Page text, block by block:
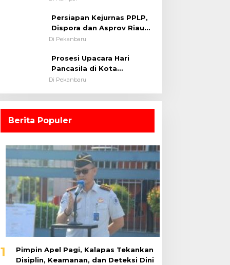
Persiapan Kejurnas PPLP,
Dispora dan Asprov Riau
Tinjau Kelayakan Rumput
Di Pekanbaru
Prosesi Upacara Hari
Pancasila di Kota
Pekanbaru Tetap Khidmat
Di Pekanbaru
Berita Populer
1
Pimpin Apel Pagi, Kalapas Tekankan
Disiplin, Keamanan, dan Deteksi Dini